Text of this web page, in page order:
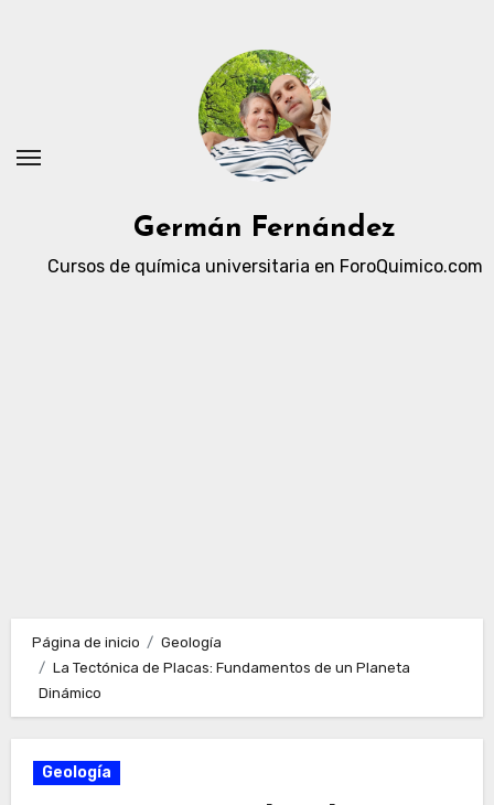
Germán Fernández
Cursos de química universitaria en ForoQuimico.com
Página de inicio
Geología
La Tectónica de Placas: Fundamentos de un Planeta
Dinámico
Geología